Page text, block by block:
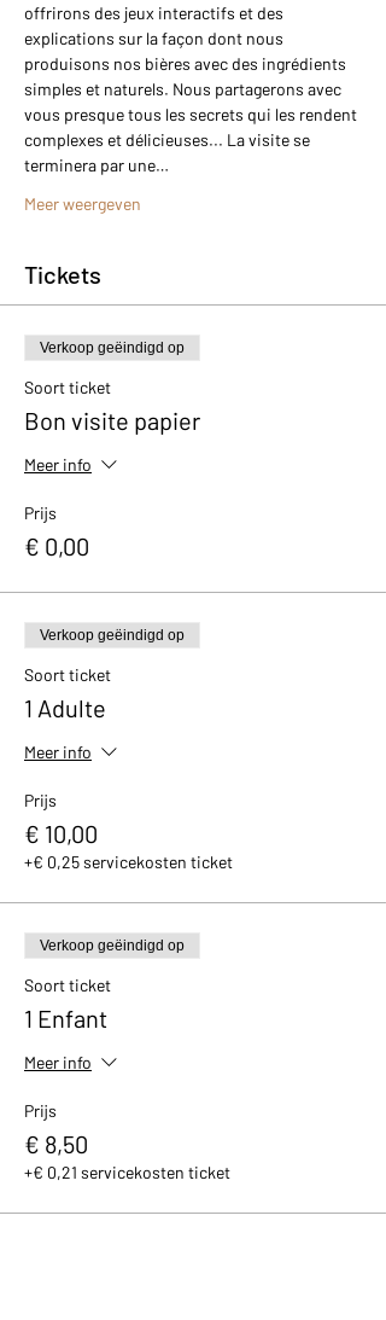
offrirons des jeux interactifs et des
explications sur la façon dont nous
produisons nos bières avec des ingrédients
simples et naturels. Nous partagerons avec
vous presque tous les secrets qui les rendent
complexes et délicieuses... La visite se
terminera par une…
Meer weergeven
Tickets
Verkoop geëindigd op
Soort ticket
Bon visite papier
Meer info
Prijs
€ 0,00
Verkoop geëindigd op
Soort ticket
1 Adulte
Meer info
Prijs
€ 10,00
+€ 0,25 servicekosten ticket
Verkoop geëindigd op
Soort ticket
1 Enfant
Meer info
Prijs
€ 8,50
+€ 0,21 servicekosten ticket